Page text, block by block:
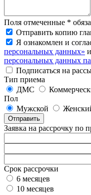
Поля отмеченные *
Отправить копию
Я ознакомлен и
персональных данных»
персональных данных
Подписаться на
Тип приема
ДМС
Пол
Мужской
Отправить
Заявка на рассрочку по
Срок рассрочки
6 месяцев
10 месяцев